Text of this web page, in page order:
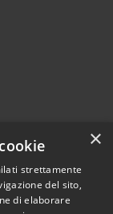
2026 • Comune di
×
strettamente
del sito,
di elaborare